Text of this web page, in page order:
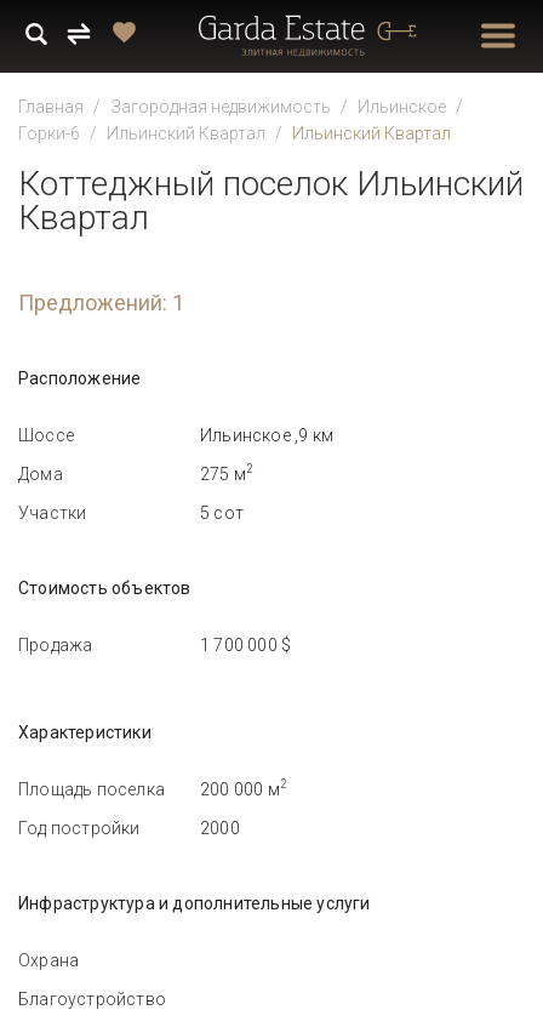
Главная Загородная недвижимость
Ильинское
Горки-6
Ильинский Квартал Ильинский Квартал
Коттеджный поселок Ильинский
Квартал
Предложений: 1
Расположение
Шоссе
Ильинское ,9 км
Дома
275 м2
Участки 5 сот
Стоимость объектов
Продажа 1 700 000 $
Характеристики
Площадь поселка 200 000 м2
Год постройки 2000
Инфраструктура и дополнительные услуги
Охрана
Благоустройство